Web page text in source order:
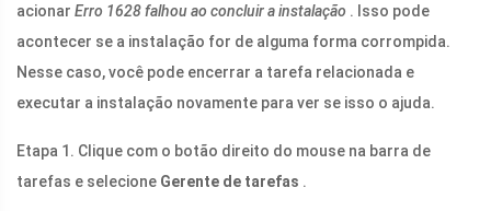
acionar Erro 1628 falhou ao concluir a instalação . Isso pode
acontecer se a instalação for de alguma forma corrompida.
Nesse caso, você pode encerrar a tarefa relacionada e
executar a instalação novamente para ver se isso o ajuda.
Etapa 1. Clique com o botão direito do mouse na barra de
tarefas e selecione Gerente de tarefas .